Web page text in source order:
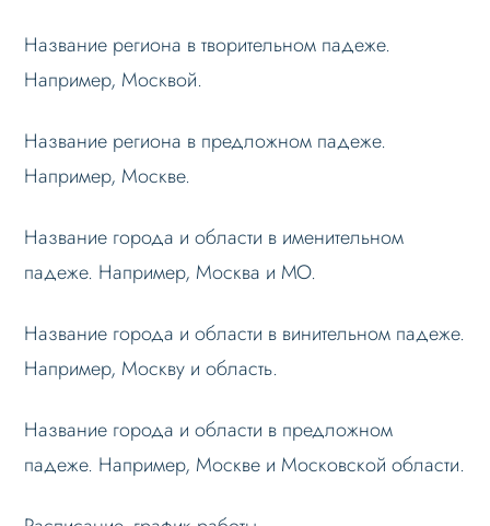
Название региона в творительном падеже.
Например, Москвой.
Название региона в предложном падеже.
Например, Москве.
Название города и области в именительном
падеже. Например, Москва и МО.
Название города и области в винительном падеже.
Например, Москву и область.
Название города и области в предложном
падеже. Например, Москве и Московской области.